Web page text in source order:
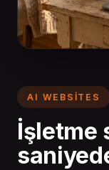
AI WEBSITES
İşletme